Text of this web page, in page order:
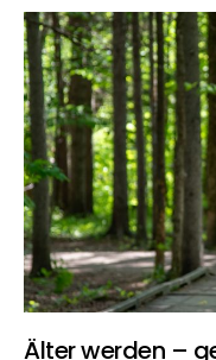
Älter werden –